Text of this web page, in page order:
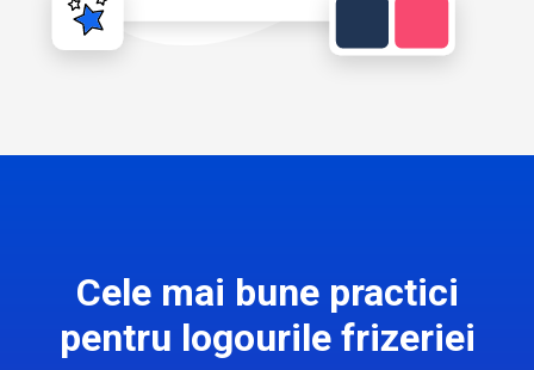
Cele mai bune practici
pentru logourile frizeriei